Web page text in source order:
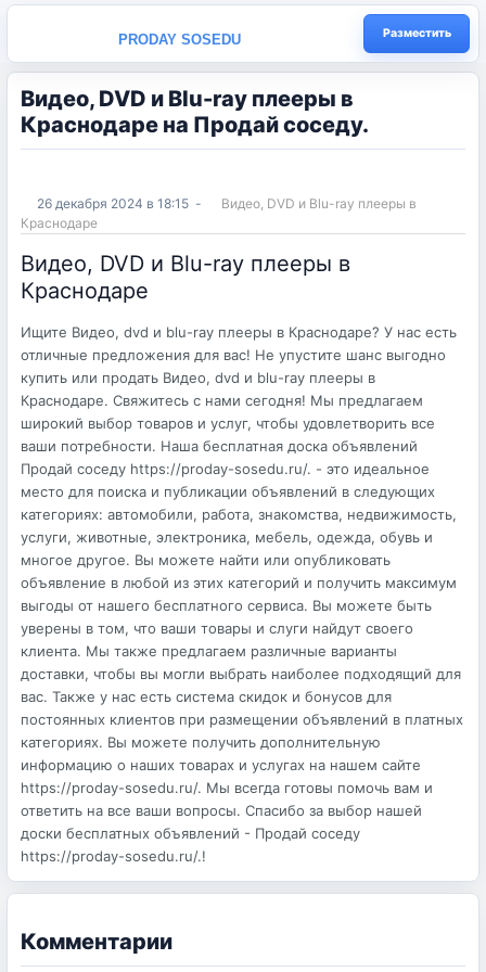
PRODAY SOSEDU Разместить
Видео, DVD и Blu-ray плееры в
Краснодаре на Продай соседу.
26 декабря 2024 в 18:15 -
Видео, DVD и Blu-ray плееры в
Краснодаре
Видео, DVD и Blu-ray плееры в
Краснодаре
Ищите Видео, dvd и blu-ray плееры в Краснодаре? У нас есть
отличные предложения для вас! Не упустите шанс выгодно
купить или продать Видео, dvd и blu-ray плееры в
Краснодаре. Свяжитесь с нами сегодня! Мы предлагаем
широкий выбор товаров и услуг, чтобы удовлетворить все
ваши потребности. Наша бесплатная доска объявлений
Продай соседу https://proday-sosedu.ru/. - это идеальное
место для поиска и публикации объявлений в следующих
категориях: автомобили, работа, знакомства, недвижимость,
услуги, животные, электроника, мебель, одежда, обувь и
многое другое. Вы можете найти или опубликовать
объявление в любой из этих категорий и получить максимум
выгоды от нашего бесплатного сервиса. Вы можете быть
уверены в том, что ваши товары и слуги найдут своего
клиента. Мы также предлагаем различные варианты
доставки, чтобы вы могли выбрать наиболее подходящий для
вас. Также у нас есть система скидок и бонусов для
постоянных клиентов при размещении объявлений в платных
категориях. Вы можете получить дополнительную
информацию о наших товарах и услугах на нашем сайте
https://proday-sosedu.ru/. Мы всегда готовы помочь вам и
ответить на все ваши вопросы. Спасибо за выбор нашей
доски бесплатных объявлений - Продай соседу
https://proday-sosedu.ru/.!
Комментарии